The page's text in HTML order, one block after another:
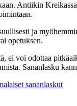
Antiikin
ja
opetuksen.
ei voi odottaa
Sananlasku
sananlaskut